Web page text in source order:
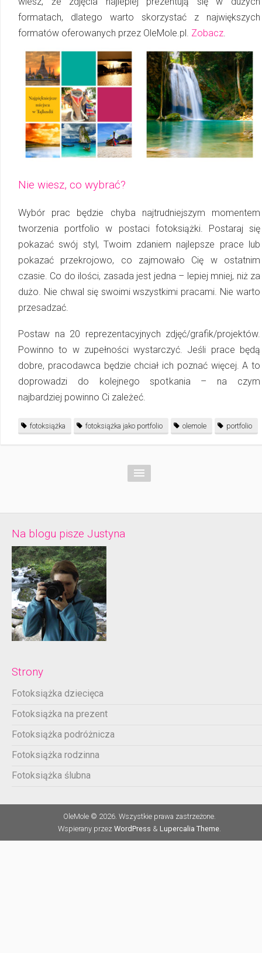
formatach, dlatego warto skorzystać z największych
formatów oferowanych przez OleMole.pl. Zobacz.
Nie wiesz, co wybrać?
Wybór prac będzie chyba najtrudniejszym momentem
tworzenia portfolio w postaci fotoksiążki. Postaraj się
pokazać swój styl, Twoim zdaniem najlepsze prace lub
pokazać przekrojowo, co zajmowało Cię w ostatnim
czasie. Co do ilości, zasada jest jedna – lepiej mniej, niż za
dużo. Nie chwal się swoimi wszystkimi pracami. Nie warto
przesadzać.
Postaw na 20 reprezentacyjnych zdjęć/grafik/projektów.
Powinno to w zupełności wy­star­czyć. Jeśli prace będą
dobre, pracodawca będzie chciał ich poznać więcej. A to
do­pro­wa­dzi do kolejnego spotkania – na czym
najbardziej powinno Ci zależeć.
fotoksiążka fotoksiążka jako portfolio olemole portfolio
Na blogu pisze Justyna
Strony
Fotoksiążka dziecięca
Fotoksiążka na prezent
Fotoksiążka podróżnicza
Fotoksiążka rodzinna
Fotoksiążka ślubna
OleMole © 2026. Wszystkie prawa zastrzeżone.
Wspierany przez WordPress & Lupercalia Theme.